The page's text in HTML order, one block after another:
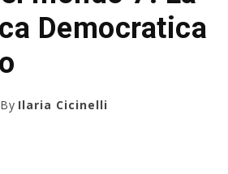
Democratica
By Ilaria Cicinelli